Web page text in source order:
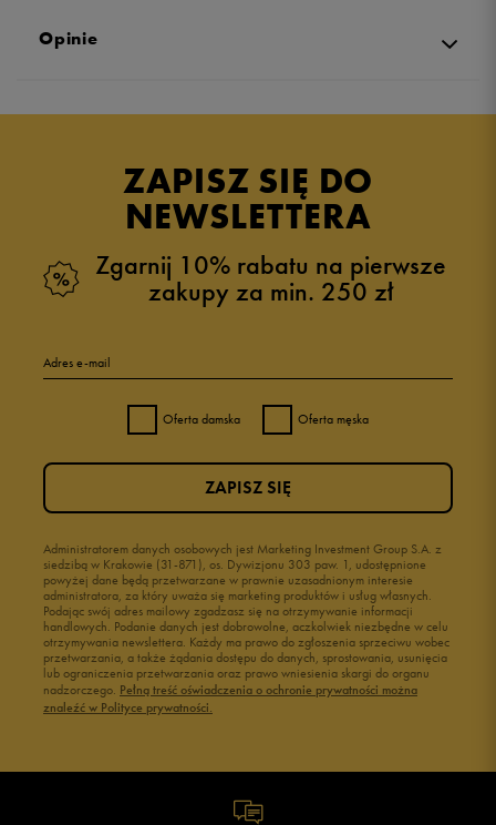
Opinie
ZAPISZ SIĘ DO
NEWSLETTERA
Zgarnij 10% rabatu na pierwsze
zakupy za min. 250 zł
Adres e-mail
Oferta damska Oferta męska
Administratorem danych osobowych jest Marketing Investment Group S.A. z
siedzibą w Krakowie (31-871), os. Dywizjonu 303 paw. 1, udostępnione
powyżej dane będą przetwarzane w prawnie uzasadnionym interesie
administratora, za który uważa się marketing produktów i usług własnych.
Podając swój adres mailowy zgadzasz się na otrzymywanie informacji
handlowych. Podanie danych jest dobrowolne, aczkolwiek niezbędne w celu
otrzymywania newslettera. Każdy ma prawo do zgłoszenia sprzeciwu wobec
przetwarzania, a także żądania dostępu do danych, sprostowania, usunięcia
lub ograniczenia przetwarzania oraz prawo wniesienia skargi do organu
nadzorczego. Pełną treść oświadczenia o ochronie prywatności można
znaleźć w Polityce prywatności.
ZAPISZ SIĘ